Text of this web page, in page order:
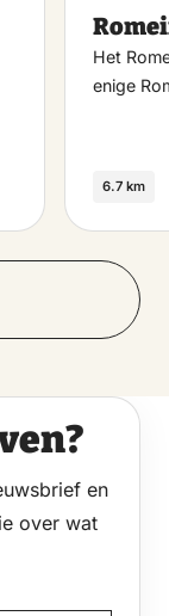
Het
enige
6.7 km
en
over wat